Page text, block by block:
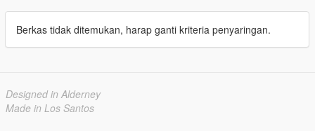
Berkas tidak ditemukan, harap ganti kriteria penyaringan.
Designed in Alderney
Made in Los Santos